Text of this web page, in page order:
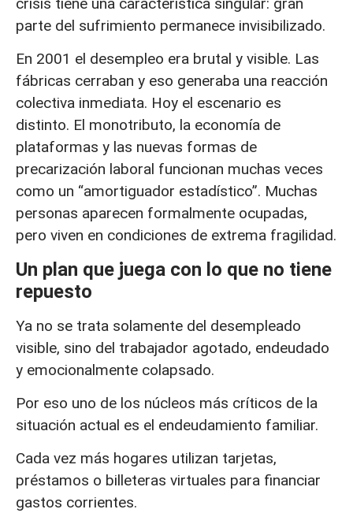
parte del sufrimiento permanece invisibilizado.
En 2001 el desempleo era brutal y visible. Las
fábricas cerraban y eso generaba una reacción
colectiva inmediata. Hoy el escenario es
distinto. El monotributo, la economía de
plataformas y las nuevas formas de
precarización laboral funcionan muchas veces
como un “amortiguador estadístico”. Muchas
personas aparecen formalmente ocupadas,
pero viven en condiciones de extrema fragilidad.
Un plan que juega con lo que no tiene
repuesto
Ya no se trata solamente del desempleado
visible, sino del trabajador agotado, endeudado
y emocionalmente colapsado.
Por eso uno de los núcleos más críticos de la
situación actual es el endeudamiento familiar.
Cada vez más hogares utilizan tarjetas,
préstamos o billeteras virtuales para financiar
gastos corrientes.